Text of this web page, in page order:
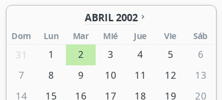
ABRIL 2002
Dom Lun Mar Mié Jue Vie Sáb
31 1 2 3 4 5
6
7
8 9 10 11 12
13
14
15 16 17 18 19
20